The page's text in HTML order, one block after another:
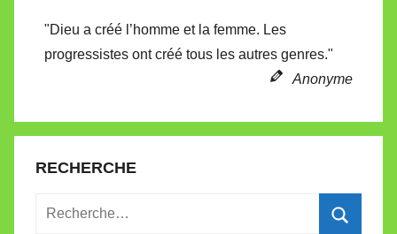
l
e
"Dieu a créé l’homme et la femme. Les
progressistes ont créé tous les autres genres."
Anonyme
RECHERCHE
Recherche